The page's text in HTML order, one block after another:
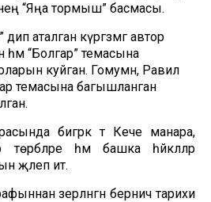
“Яңа тормыш” басмасы.
дип аталган күргәзмәгә автор
“Болгар” темасына
куйган. Гомумән, Равил
темасына багышланган
бигрәк тә Кече манара,
һәм башка һәйкәлләр
җәлеп итә.
әзерләнгән берничә тарихи